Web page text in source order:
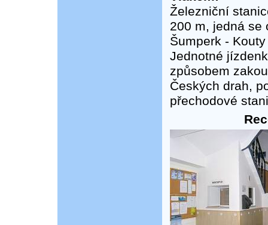
Železniční
200 m, jedná se
Šumperk -
Jednotné
způsobem
Českých drah,
přechodové